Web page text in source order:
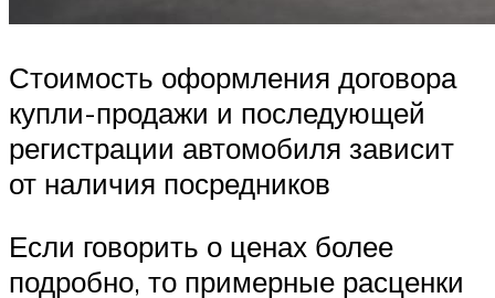
Стоимость оформления договора
купли-продажи и последующей
регистрации автомобиля зависит
от наличия посредников
Если говорить о ценах более
подробно, то примерные расценки